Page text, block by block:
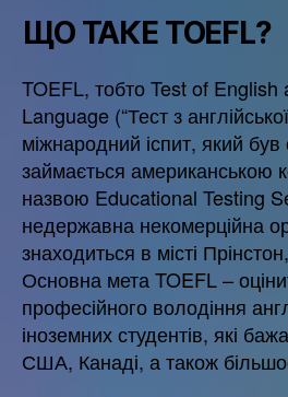
ЩО ТАКЕ TOEFL?
TOEFL, тобто Test of English
Language (“Тест з
міжнародний іспит, який був
займається американською
назвою Educational Testing
недержавна некомерційна
знаходиться в місті
Основна мета TOEFL –
професійного володіння
іноземних студентів, які
США, Канаді, а також